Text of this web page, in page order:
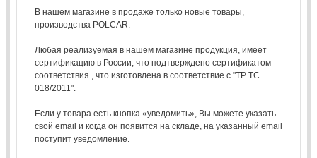
В нашем магазине в продаже только новые товары,
производства POLCAR.
Любая реализуемая в нашем магазине продукция, имеет
сертификацию в России, что подтверждено сертификатом
соответствия , что изготовлена в соответствие с "ТР ТС
018/2011".
Если у товара есть кнопка «уведомить», Вы можете указать
свой email и когда он появится на складе, на указанный email
поступит уведомление.